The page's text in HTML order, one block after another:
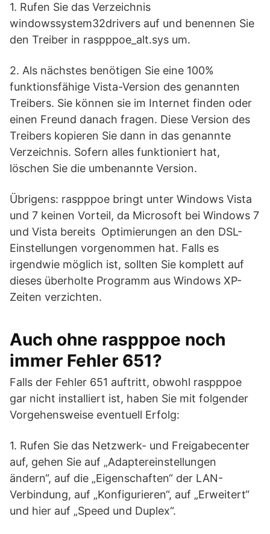
1. Rufen Sie das Verzeichnis
windowssystem32drivers auf und benennen Sie
den Treiber in raspppoe_alt.sys um.
2. Als nächstes benötigen Sie eine 100%
funktionsfähige Vista-Version des genannten
Treibers. Sie können sie im Internet finden oder
einen Freund danach fragen. Diese Version des
Treibers kopieren Sie dann in das genannte
Verzeichnis. Sofern alles funktioniert hat,
löschen Sie die umbenannte Version.
Übrigens: raspppoe bringt unter Windows Vista
und 7 keinen Vorteil, da Microsoft bei Windows 7
und Vista bereits Optimierungen an den DSL-
Einstellungen vorgenommen hat. Falls es
irgendwie möglich ist, sollten Sie komplett auf
dieses überholte Programm aus Windows XP-
Zeiten verzichten.
Auch ohne raspppoe noch
immer Fehler 651?
Falls der Fehler 651 auftritt, obwohl raspppoe
gar nicht installiert ist, haben Sie mit folgender
Vorgehensweise eventuell Erfolg:
1. Rufen Sie das Netzwerk- und Freigabecenter
auf, gehen Sie auf „Adaptereinstellungen
ändern“, auf die „Eigenschaften“ der LAN-
Verbindung, auf „Konfigurieren“, auf „Erweitert“
und hier auf „Speed und Duplex“.